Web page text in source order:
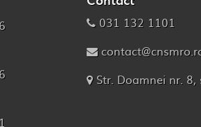
031 132 1101
Str. Doamnei nr.